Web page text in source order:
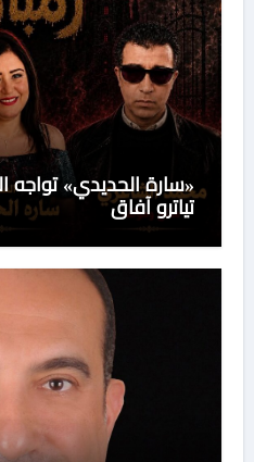
«سارة الحديدي» تواجه
تياترو آفاق